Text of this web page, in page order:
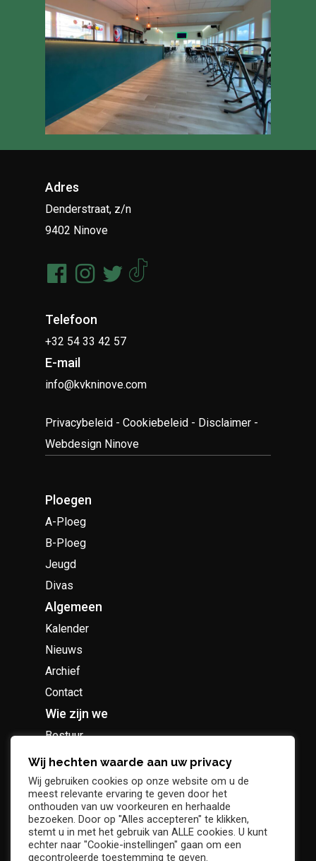
Adres
Denderstraat, z/n
9402 Ninove
Telefoon
+32 54 33 42 57
E-mail
info@kvkninove.com
Privacybeleid -Cookiebeleid - Disclaimer -
Webdesign Ninove
Ploegen
A-Ploeg
B-Ploeg
Jeugd
Divas
Algemeen
Kalender
Nieuws
Archief
Contact
Wie zijn we
Bestuur
Geschiedenis
Supportersclub
Socio Business Club
Wij hechten waarde aan uw privacy
Wij gebruiken cookies op onze website om u de
meest relevante ervaring te geven door het
onthouden van uw voorkeuren en herhaalde
bezoeken. Door op "Alles accepteren" te klikken,
stemt u in met het gebruik van ALLE cookies. U kunt
echter naar "Cookie-instellingen" gaan om een
gecontroleerde toestemming te geven.